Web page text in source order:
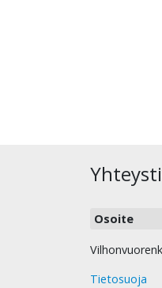
Osoite
Tietosuoja